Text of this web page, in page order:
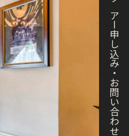
ツアー申し込み・お問い合わせ